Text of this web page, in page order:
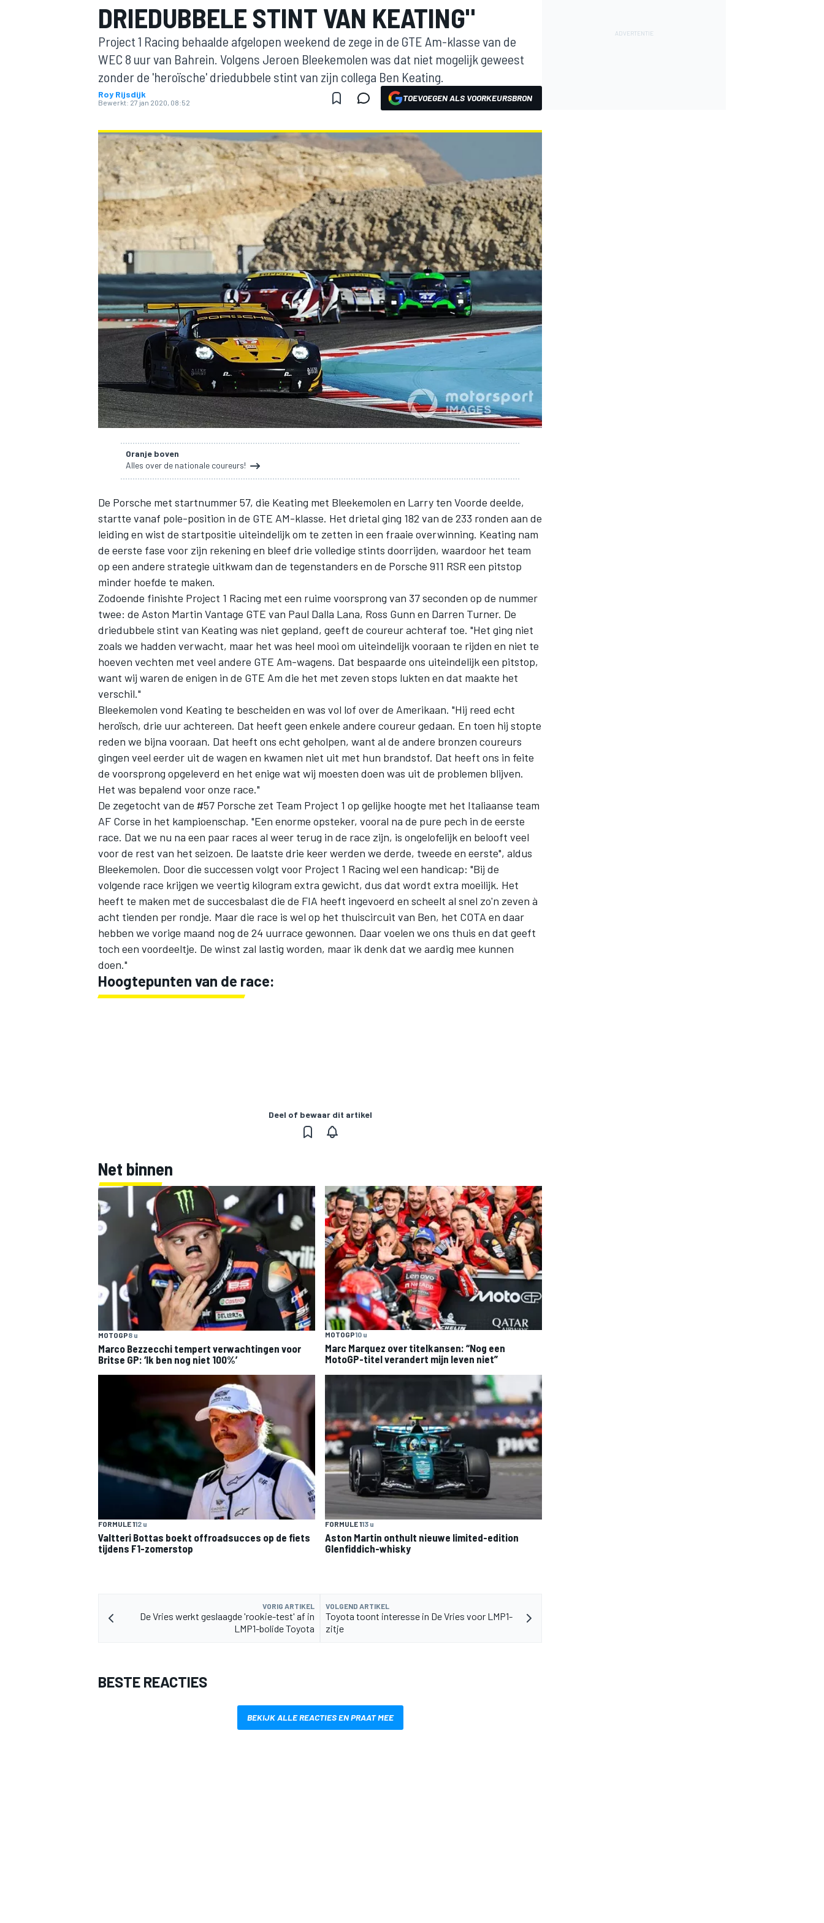
MOTOGP
INDYCAR
WEC DTM
MEER RACEKLASSEN
DRIEDUBBELE STINT VAN KEATING"
Project 1 Racing behaalde afgelopen weekend de zege in de GTE Am-klasse van de
WEC 8 uur van Bahrein. Volgens Jeroen Bleekemolen was dat niet mogelijk geweest
zonder de 'heroïsche' driedubbele stint van zijn collega Ben Keating.
Roy Rijsdijk
Bewerkt: 27 jan 2020, 08:52 TOEVOEGEN ALS VOORKEURSBRON
Oranje boven
Alles over de nationale coureurs!
De Porsche met startnummer 57, die Keating met Bleekemolen en Larry ten Voorde deelde,
startte vanaf pole-position in de GTE AM-klasse. Het drietal ging 182 van de 233 ronden aan de
leiding en wist de startpositie uiteindelijk om te zetten in een fraaie overwinning. Keating nam
de eerste fase voor zijn rekening en bleef drie volledige stints doorrijden, waardoor het team
op een andere strategie uitkwam dan de tegenstanders en de Porsche 911 RSR een pitstop
minder hoefde te maken.
Zodoende finishte Project 1 Racing met een ruime voorsprong van 37 seconden op de nummer
twee: de Aston Martin Vantage GTE van Paul Dalla Lana, Ross Gunn en Darren Turner. De
driedubbele stint van Keating was niet gepland, geeft de coureur achteraf toe. "Het ging niet
zoals we hadden verwacht, maar het was heel mooi om uiteindelijk vooraan te rijden en niet te
hoeven vechten met veel andere GTE Am-wagens. Dat bespaarde ons uiteindelijk een pitstop,
want wij waren de enigen in de GTE Am die het met zeven stops lukten en dat maakte het
verschil."
Bleekemolen vond Keating te bescheiden en was vol lof over de Amerikaan. "Hij reed echt
heroïsch, drie uur achtereen. Dat heeft geen enkele andere coureur gedaan. En toen hij stopte
reden we bijna vooraan. Dat heeft ons echt geholpen, want al de andere bronzen coureurs
gingen veel eerder uit de wagen en kwamen niet uit met hun brandstof. Dat heeft ons in feite
de voorsprong opgeleverd en het enige wat wij moesten doen was uit de problemen blijven.
Het was bepalend voor onze race."
De zegetocht van de #57 Porsche zet Team Project 1 op gelijke hoogte met het Italiaanse team
AF Corse in het kampioenschap. "Een enorme opsteker, vooral na de pure pech in de eerste
race. Dat we nu na een paar races al weer terug in de race zijn, is ongelofelijk en belooft veel
voor de rest van het seizoen. De laatste drie keer werden we derde, tweede en eerste", aldus
Bleekemolen. Door die successen volgt voor Project 1 Racing wel een handicap: "Bij de
volgende race krijgen we veertig kilogram extra gewicht, dus dat wordt extra moeilijk. Het
heeft te maken met de succesbalast die de FIA heeft ingevoerd en scheelt al snel zo'n zeven à
acht tienden per rondje. Maar die race is wel op het thuiscircuit van Ben, het COTA en daar
hebben we vorige maand nog de 24 uurrace gewonnen. Daar voelen we ons thuis en dat geeft
toch een voordeeltje. De winst zal lastig worden, maar ik denk dat we aardig mee kunnen
doen."
Hoogtepunten van de race:
Deel of bewaar dit artikel
Net binnen
MOTOGP8 u
Marco Bezzecchi tempert verwachtingen voor
Britse GP: ‘Ik ben nog niet 100%’
MOTOGP10 u
Marc Marquez over titelkansen: “Nog een
MotoGP-titel verandert mijn leven niet”
FORMULE 112 u
Valtteri Bottas boekt offroadsucces op de fiets
tijdens F1-zomerstop
FORMULE 113 u
Aston Martin onthult nieuwe limited-edition
Glenfiddich-whisky
VORIG ARTIKEL
De Vries werkt geslaagde 'rookie-test' af in
LMP1-bolide Toyota
VOLGEND ARTIKEL
Toyota toont interesse in De Vries voor LMP1-
zitje
BESTE REACTIES
BEKIJK ALLE REACTIES EN PRAAT MEE